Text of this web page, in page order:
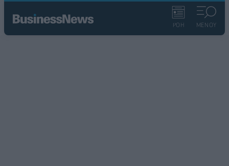
ΡΟΗ ΜΕΝΟΥ